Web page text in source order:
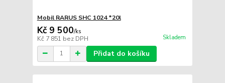
Mobil RARUS SHC 1024 *20l
Kč 9 500/ks
Kč 7 851 bez DPH Skladem
Přidat do košíku